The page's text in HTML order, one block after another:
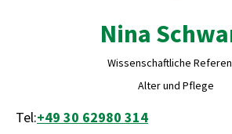
Nina
Wissenschaftliche
Alter und Pflege
Tel:+49 30 62980 314